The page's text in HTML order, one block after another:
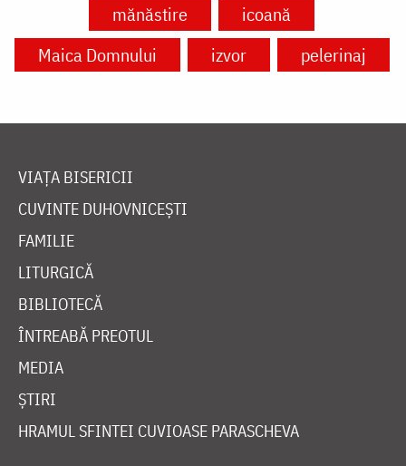
mănăstire
icoană
Maica Domnului
izvor pelerinaj
VIAȚA BISERICII
CUVINTE DUHOVNICEȘTI
FAMILIE
LITURGICĂ
BIBLIOTECĂ
ÎNTREABĂ PREOTUL
MEDIA
ȘTIRI
HRAMUL SFINTEI CUVIOASE PARASCHEVA